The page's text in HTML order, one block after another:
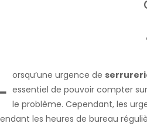
orsqu’une urgence de
essentiel de pouvoir compter
le problème. Cependant, les
les heures de bureau